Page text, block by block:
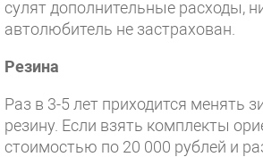
сулят дополнительные расходы,
автолюбитель не застрахован.
Резина
Раз в 3-5 лет приходится
резину. Если взять комплекты
стоимостью по 20 000 рублей и